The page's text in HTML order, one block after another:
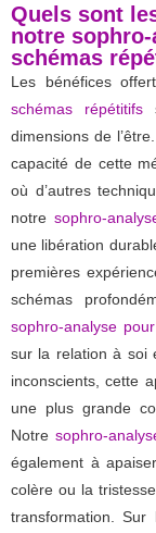
Quels sont
notre
schémas
Les bénéfices
schémas répétitifs
dimensions de
capacité de cette
où d’autres
notresophro-
une libération
premières
schémas
sophro-analyse
sur la relation à soi
inconscients, cette
une plus grande
Notre sophro-
également à
colère ou la
transformation.